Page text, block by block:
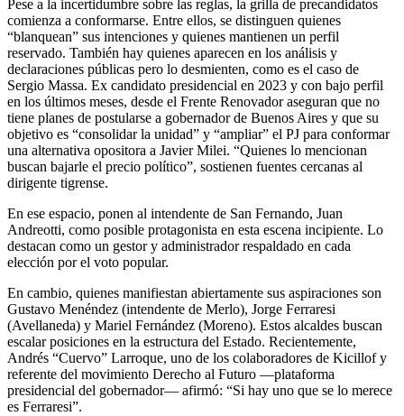
Pese a la incertidumbre sobre las reglas, la grilla de precandidatos
comienza a conformarse. Entre ellos, se distinguen quienes
“blanquean” sus intenciones y quienes mantienen un perfil
reservado. También hay quienes aparecen en los análisis y
declaraciones públicas pero lo desmienten, como es el caso de
Sergio Massa. Ex candidato presidencial en 2023 y con bajo perfil
en los últimos meses, desde el Frente Renovador aseguran que no
tiene planes de postularse a gobernador de Buenos Aires y que su
objetivo es “consolidar la unidad” y “ampliar” el PJ para conformar
una alternativa opositora a Javier Milei. “Quienes lo mencionan
buscan bajarle el precio político”, sostienen fuentes cercanas al
dirigente tigrense.
En ese espacio, ponen al intendente de San Fernando, Juan
Andreotti, como posible protagonista en esta escena incipiente. Lo
destacan como un gestor y administrador respaldado en cada
elección por el voto popular.
En cambio, quienes manifiestan abiertamente sus aspiraciones son
Gustavo Menéndez (intendente de Merlo), Jorge Ferraresi
(Avellaneda) y Mariel Fernández (Moreno). Estos alcaldes buscan
escalar posiciones en la estructura del Estado. Recientemente,
Andrés “Cuervo” Larroque, uno de los colaboradores de Kicillof y
referente del movimiento Derecho al Futuro —plataforma
presidencial del gobernador— afirmó: “Si hay uno que se lo merece
es Ferraresi”.